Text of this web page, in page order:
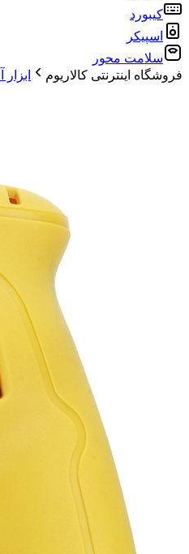
کیبورد
اسپیکر
سلامت محور
فروشگاه اینترنتی کالاریوم